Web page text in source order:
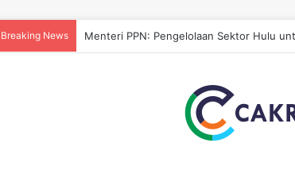
Breaking News Menteri PPN: Pengelolaan Sektor Hulu